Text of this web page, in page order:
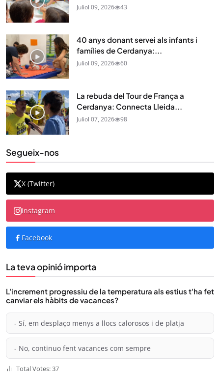
Juliol 09, 2026 43
40 anys donant servei als infants i
famílies de Cerdanya:...
Juliol 09, 2026 60
La rebuda del Tour de França a
Cerdanya: Connecta Lleida...
Juliol 07, 2026 98
Segueix-nos
X (Twitter)
Instagram
Facebook
La teva opinió importa
L'increment progressiu de la temperatura als estius t'ha fet
canviar els hàbits de vacances?
- Sí, em desplaço menys a llocs calorosos i de platja
- No, continuo fent vacances com sempre
Total Votes: 37